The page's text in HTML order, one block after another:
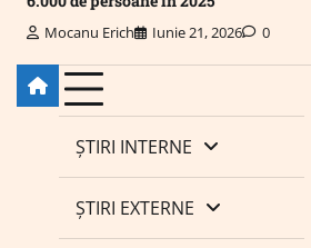
Mocanu Erich Iunie 21, 2026 0
ȘTIRI INTERNE
ȘTIRI EXTERNE